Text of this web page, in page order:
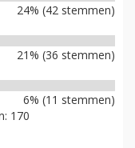
24% (42 stemmen)
21% (36 stemmen)
6% (11 stemmen)
170